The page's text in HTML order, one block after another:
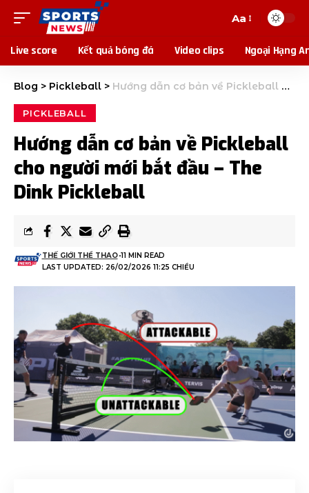
Aa
Live score Kết quả bóng đá Video clips Ngoại Hạng
Blog > Pickleball > Hướng dẫn cơ bản về Pickleball cho người mới bắt đầu – The Dink Pickleball
PICKLEBALL
Hướng dẫn cơ bản về Pickleball
cho người mới bắt đầu – The
Dink Pickleball
LAST UPDATED: 26/02/2026 11:25 CHIỀU
THẾ GIỚI THỂ THAO 11 MIN READ